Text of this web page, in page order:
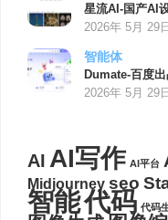
星流AI-国产AI
2026年 5月 29日
智能体
Dumate-百度
2026年 5月 29日
AI AI写作 AI平台
Midjourney seo
智能代码 代码